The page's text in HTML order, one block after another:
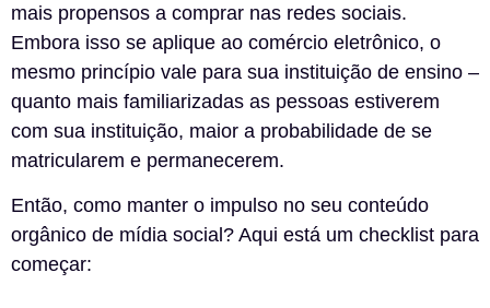
mais propensos a comprar nas redes sociais.
Embora isso se aplique ao comércio eletrônico, o
mesmo princípio vale para sua instituição de ensino –
quanto mais familiarizadas as pessoas estiverem
com sua instituição, maior a probabilidade de se
matricularem e permanecerem.
Então, como manter o impulso no seu conteúdo
orgânico de mídia social? Aqui está um checklist para
começar: